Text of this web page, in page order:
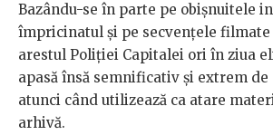
Bazându-se în parte pe obișnuitele
împricinatul și pe secvențele
arestul Poliției Capitalei ori în ziua
apasă însă semnificativ și extrem de
atunci când utilizează ca atare
arhivă.